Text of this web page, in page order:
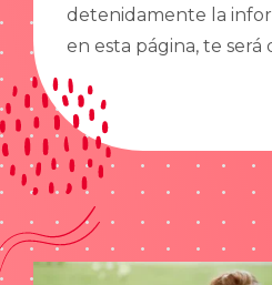
detenidamente la
en esta página, te será